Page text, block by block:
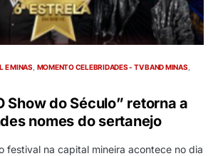
E MINAS MOMENTO CELEBRIDADES - TV BAND MINAS
Show do Século” retorna a
nomes do sertanejo
festival na capital mineira acontece no dia